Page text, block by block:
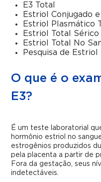
E3 Total
Estriol Conjugado
Estriol Plasmático
Estriol Total Sérico
Estriol Total No
Pesquisa de Estriol
O que é o
E3?
É um teste laboratorial
hormônio estriol no
estrogênios produzidos
pela placenta a partir de
Fora da gestação, seus
indetectáveis.